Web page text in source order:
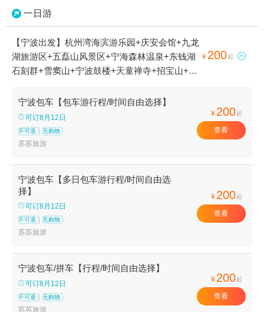
一日游
【宁波出发】杭州湾海滨游乐园+庆安会馆+九龙
湖旅游区+五磊山风景区+宁海森林温泉+东钱湖
石刻群+雪窦山+宁波鼓楼+天童禅寺+招宝山+宁
旅游区+丹山赤水+梅山岛+溪口-滕头旅游景区
+梁祝景区+宁波总工会旧址+四明山国家森林公
园+普陀山风景区+郑氏十七房+天童国家森林公
园+宁波服装博物馆+宁波九峰山景区+东钱湖
古建筑博物馆+陶公岛风景区+溪口博物馆+东钱
湖福泉山景区+东钱湖小普陀+宁波帮文化旅游区
+不周神山景区+东钱湖陶公岛景区+杭州湾国家
湿地公园+宁波海天一洲景区+象山石浦檀头山岛
欢乐谷+宁波海洋世界+宁波博物院+岩头古村漂
流+宁波奇e国+象山鲤龙潭森林公园+象山民俗
文化村+人间弥勒(雪窦寺)+四明湖+老外滩+五磊
寺+宁波三江口+千丈岩+白水冲瀑布+四明山庄
¥ 200起 
宁波包车【包车游行程/时间自由选择】
可订8月12日
不可退 无购物
苏苏旅游
¥ 200起
查看
宁波包车【多日包车游行程/时间自由选
择】
可订8月12日
不可退 无购物
苏苏旅游
¥ 200起
查看
宁波包车/拼车【行程/时间自由选择】
可订8月12日
不可退 无购物
苏苏旅游
¥ 200起
查看